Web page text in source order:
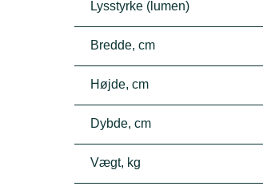
Lysstyrke (lumen)
Bredde, cm
Højde, cm
Dybde, cm
Vægt, kg